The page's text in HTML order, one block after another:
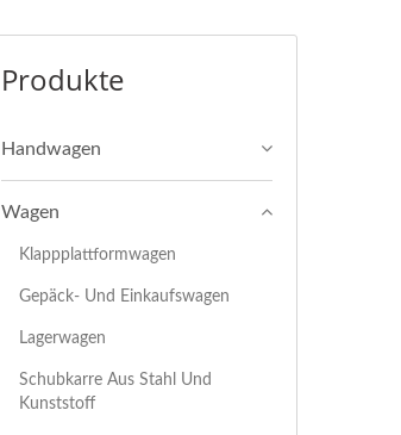
Produkte
Handwagen
Wagen
Klappplattformwagen
Gepäck- Und Einkaufswagen
Lagerwagen
Schubkarre Aus Stahl Und
Kunststoff